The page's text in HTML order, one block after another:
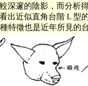
深邃的陰影，而分析
出近似直角台階 L 型
特徵也是近年所見的